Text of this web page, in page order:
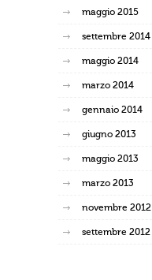
maggio 2015
settembre 2014
maggio 2014
marzo 2014
gennaio 2014
giugno 2013
maggio 2013
marzo 2013
novembre 2012
settembre 2012